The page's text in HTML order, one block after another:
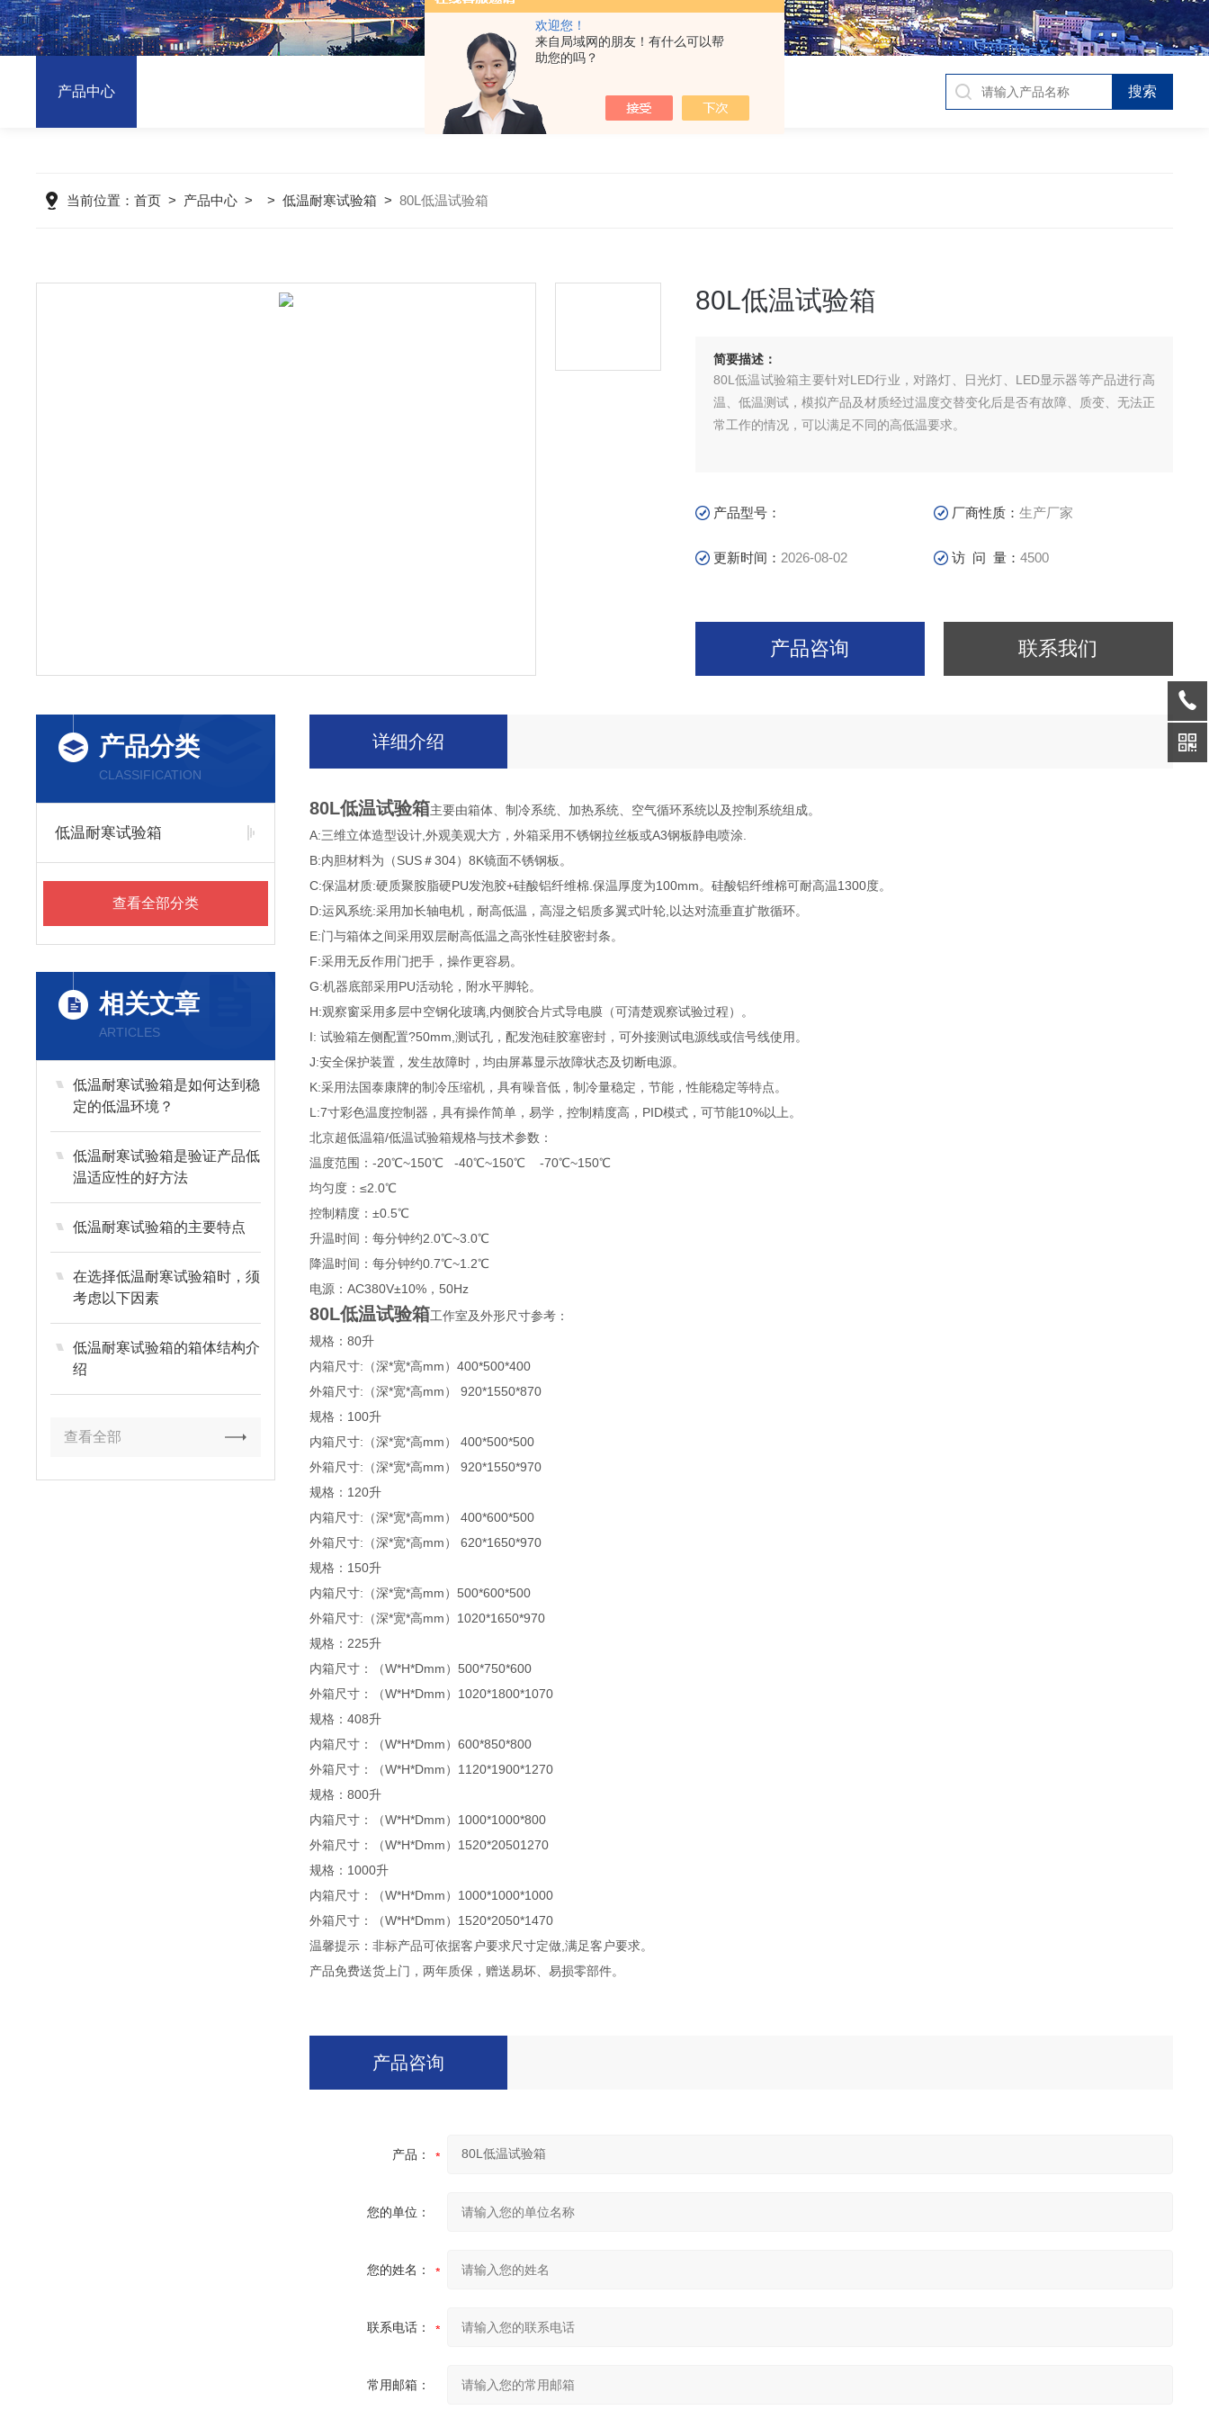
欢迎您！
来自局域网的朋友！有什么可以帮
助您的吗？
产品中心
当前位置：首页 > 产品中心 > >低温耐寒试验箱 >80L低温试验箱
80L低温试验箱
简要描述：
80L低温试验箱主要针对LED行业，对路灯、日光灯、LED显示器等产品进行高
温、低温测试，模拟产品及材质经过温度交替变化后是否有故障、质变、无法正
常工作的情况，可以满足不同的高低温要求。
产品型号： 厂商性质：生产厂家
更新时间： 2026-08-02 访 问 量：4500
产品咨询 联系我们
产品分类
CLASSIFICATION
低温耐寒试验箱
查看全部分类
相关文章
ARTICLES
低温耐寒试验箱是如何达到稳
定的低温环境？
低温耐寒试验箱是验证产品低
温适应性的好方法
低温耐寒试验箱的主要特点
在选择低温耐寒试验箱时，须
考虑以下因素
低温耐寒试验箱的箱体结构介
绍
查看全部
详细介绍
80L低温试验箱主要由箱体、制冷系统、加热系统、空气循环系统以及控制系统组成。
A:三维立体造型设计,外观美观大方，外箱采用不锈钢拉丝板或A3钢板静电喷涂.
B:内胆材料为（SUS＃304）8K镜面不锈钢板。
C:保温材质:硬质聚胺脂硬PU发泡胶+硅酸铝纤维棉.保温厚度为100mm。硅酸铝纤维棉可耐高温1300度。
D:运风系统:采用加长轴电机，耐高低温，高湿之铝质多翼式叶轮,以达对流垂直扩散循环。
E:门与箱体之间采用双层耐高低温之高张性硅胶密封条。
F:采用无反作用门把手，操作更容易。
G:机器底部采用PU活动轮，附水平脚轮。
H:观察窗采用多层中空钢化玻璃,内侧胶合片式导电膜（可清楚观察试验过程）。
I: 试验箱左侧配置?50mm,测试孔，配发泡硅胶塞密封，可外接测试电源线或信号线使用。
J:安全保护装置，发生故障时，均由屏幕显示故障状态及切断电源。
K:采用法国泰康牌的制冷压缩机，具有噪音低，制冷量稳定，节能，性能稳定等特点。
L:7寸彩色温度控制器，具有操作简单，易学，控制精度高，PID模式，可节能10%以上。
北京超低温箱/低温试验箱规格与技术参数：
温度范围：-20℃~150℃ -40℃~150℃ -70℃~150℃
均匀度：≤2.0℃
控制精度：±0.5℃
升温时间：每分钟约2.0℃~3.0℃
降温时间：每分钟约0.7℃~1.2℃
电源：AC380V±10%，50Hz
80L低温试验箱工作室及外形尺寸参考：
规格：80升
内箱尺寸:（深*宽*高mm）400*500*400
外箱尺寸:（深*宽*高mm） 920*1550*870
规格：100升
内箱尺寸:（深*宽*高mm） 400*500*500
外箱尺寸:（深*宽*高mm） 920*1550*970
规格：120升
内箱尺寸:（深*宽*高mm） 400*600*500
外箱尺寸:（深*宽*高mm） 620*1650*970
规格：150升
内箱尺寸:（深*宽*高mm）500*600*500
外箱尺寸:（深*宽*高mm）1020*1650*970
规格：225升
内箱尺寸：（W*H*Dmm）500*750*600
外箱尺寸：（W*H*Dmm）1020*1800*1070
规格：408升
内箱尺寸：（W*H*Dmm）600*850*800
外箱尺寸：（W*H*Dmm）1120*1900*1270
规格：800升
内箱尺寸：（W*H*Dmm）1000*1000*800
外箱尺寸：（W*H*Dmm）1520*20501270
规格：1000升
内箱尺寸：（W*H*Dmm）1000*1000*1000
外箱尺寸：（W*H*Dmm）1520*2050*1470
温馨提示：非标产品可依据客户要求尺寸定做,满足客户要求。
产品免费送货上门，两年质保，赠送易坏、易损零部件。
产品咨询
产品：
您的单位：
您的姓名：
联系电话：
常用邮箱：